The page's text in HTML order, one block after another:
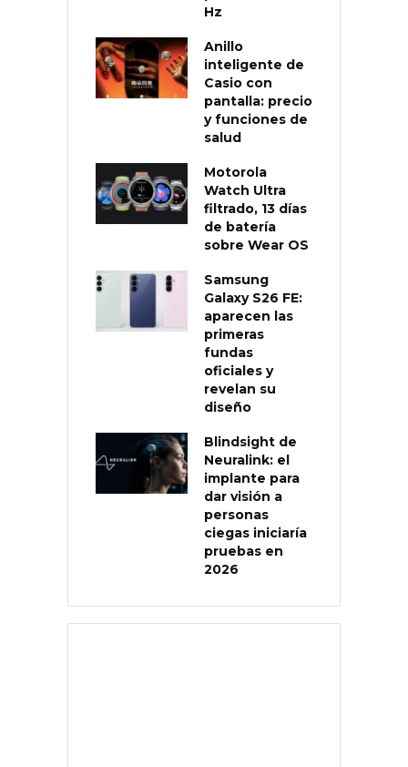
Hz
Anillo
inteligente de
Casio con
pantalla: precio
y funciones de
salud
Motorola
Watch Ultra
filtrado, 13 días
de batería
sobre Wear OS
Samsung
Galaxy S26 FE:
aparecen las
primeras
fundas
oficiales y
revelan su
diseño
Blindsight de
Neuralink: el
implante para
dar visión a
personas
ciegas iniciaría
pruebas en
2026